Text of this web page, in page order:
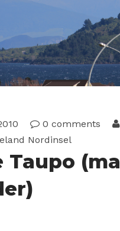
0 comments
Nordinsel
Taupo